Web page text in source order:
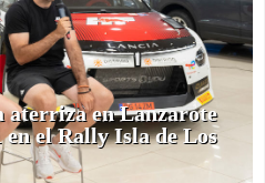
aterriza en Lanzarote
el Rally Isla de Los